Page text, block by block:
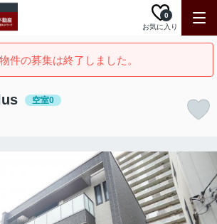
お気に入り
0
件の募集は終了しました。
空室0